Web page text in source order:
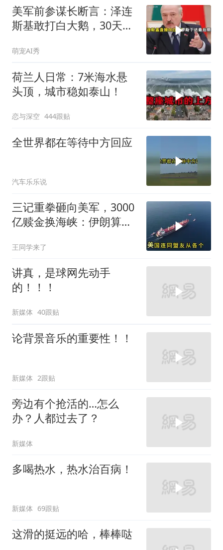
美军前参谋长断言：泽连
斯基敢打白大鹅，30天内
萌宠AI秀
荷兰人日常：7米海水悬
头顶，城市稳如泰山！
恋与深空 444跟贴
全世界都在等待中方回应
汽车乐乐说
三记重拳砸向美军，3000
亿赎金换海峡：伊朗算准
王同学来了
讲真，是球网先动手
的！！！
新媒体 40跟贴
论背景音乐的重要性！！
新媒体 2跟贴
旁边有个抢活的…怎么
办？人都过去了？
新媒体
多喝热水，热水治百病！
新媒体 69跟贴
这滑的挺远的哈，棒棒哒